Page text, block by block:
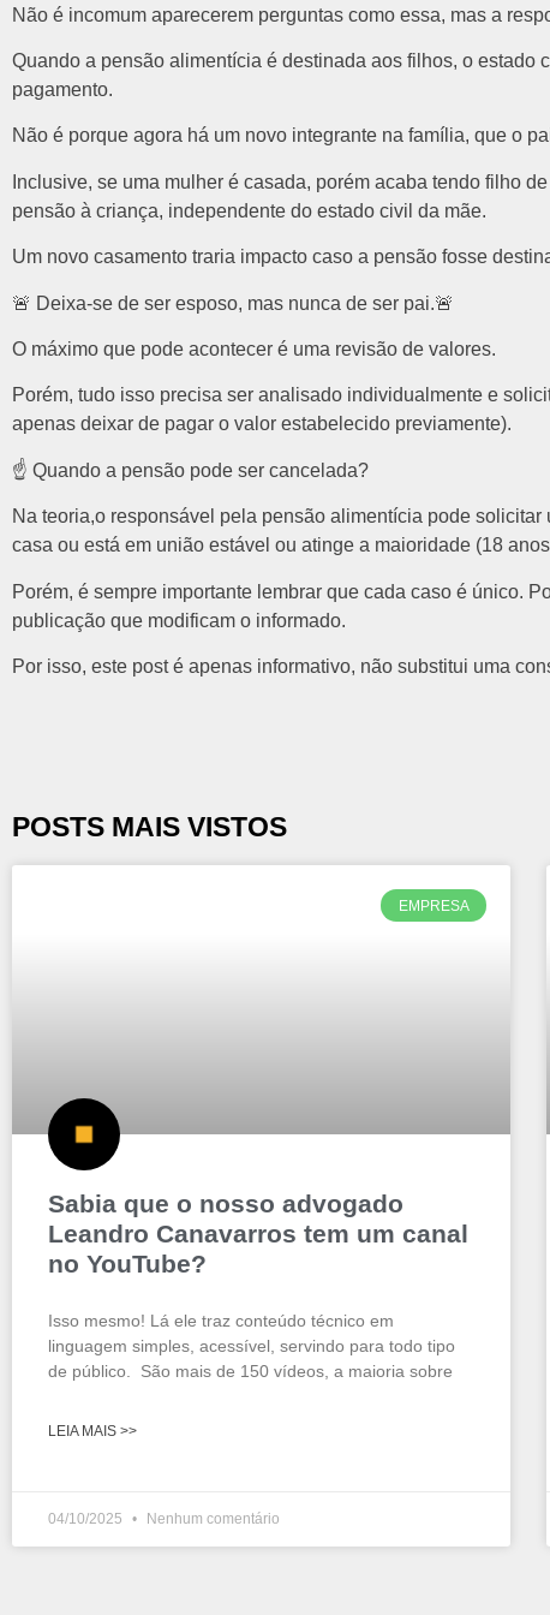
Não é incomum aparecerem perguntas como essa, mas a
Quando a pensão alimentícia é destinada aos filhos, o estado
pagamento.
Não é porque agora há um novo integrante na família, que o
Inclusive, se uma mulher é casada, porém acaba tendo filho
pensão à criança, independente do estado civil da mãe.
Um novo casamento traria impacto caso a pensão fosse
🚨 Deixa-se de ser esposo, mas nunca de ser pai.🚨
O máximo que pode acontecer é uma revisão de valores.
Porém, tudo isso precisa ser analisado individualmente e
apenas deixar de pagar o valor estabelecido previamente).
☝️ Quando a pensão pode ser cancelada?
Na teoria,o responsável pela pensão alimentícia pode
casa ou está em união estável ou atinge a maioridade (18
Porém, é sempre importante lembrar que cada caso é único.
publicação que modificam o informado.
Por isso, este post é apenas informativo, não substitui uma
POSTS MAIS VISTOS
EMPRESA
Sabia que o nosso advogado
Leandro Canavarros tem um canal
no YouTube?
Isso mesmo! Lá ele traz conteúdo técnico em
linguagem simples, acessível, servindo para todo tipo
de público. São mais de 150 vídeos, a maioria sobre
LEIA MAIS >>
04/10/2025 Nenhum comentário